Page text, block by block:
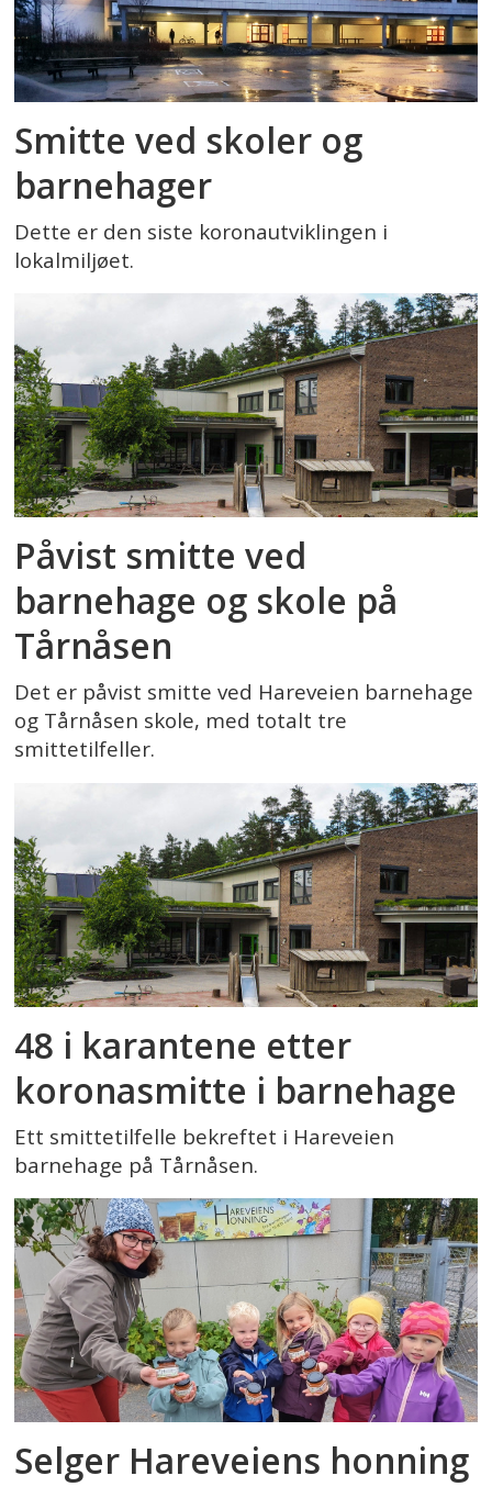
Smitte ved skoler og
barnehager
Dette er den siste koronautviklingen i
lokalmiljøet.
Påvist smitte ved
barnehage og skole på
Tårnåsen
Det er påvist smitte ved Hareveien barnehage
og Tårnåsen skole, med totalt tre
smittetilfeller.
48 i karantene etter
koronasmitte i barnehage
Ett smittetilfelle bekreftet i Hareveien
barnehage på Tårnåsen.
Selger Hareveiens honning